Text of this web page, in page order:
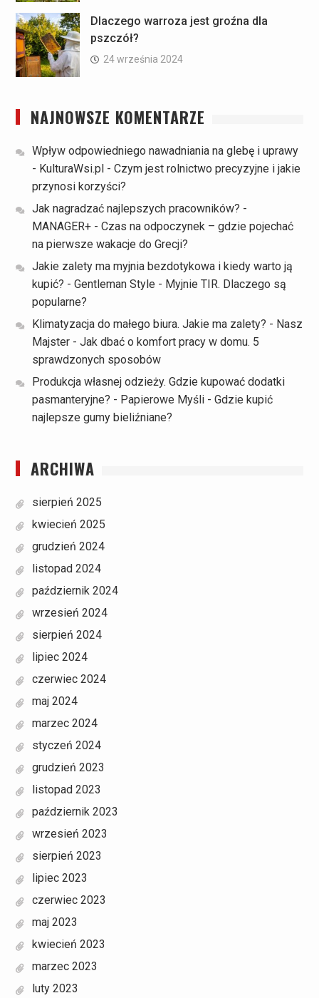
Dlaczego warroza jest groźna dla
pszczół?
24 września 2024
NAJNOWSZE KOMENTARZE
Wpływ odpowiedniego nawadniania na glebę i uprawy
- KulturaWsi.pl - Czym jest rolnictwo precyzyjne i jakie
przynosi korzyści?
Jak nagradzać najlepszych pracowników? -
MANAGER+- Czas na odpoczynek – gdzie pojechać
na pierwsze wakacje do Grecji?
Jakie zalety ma myjnia bezdotykowa i kiedy warto ją
kupić? - Gentleman Style - Myjnie TIR. Dlaczego są
popularne?
Klimatyzacja do małego biura. Jakie ma zalety? - Nasz
Majster- Jak dbać o komfort pracy w domu. 5
sprawdzonych sposobów
Produkcja własnej odzieży. Gdzie kupować dodatki
pasmanteryjne? - Papierowe Myśli- Gdzie kupić
najlepsze gumy bieliźniane?
ARCHIWA
sierpień 2025
kwiecień 2025
grudzień 2024
listopad 2024
październik 2024
wrzesień 2024
sierpień 2024
lipiec 2024
czerwiec 2024
maj 2024
marzec 2024
styczeń 2024
grudzień 2023
listopad 2023
październik 2023
wrzesień 2023
sierpień 2023
lipiec 2023
czerwiec 2023
maj 2023
kwiecień 2023
marzec 2023
luty 2023